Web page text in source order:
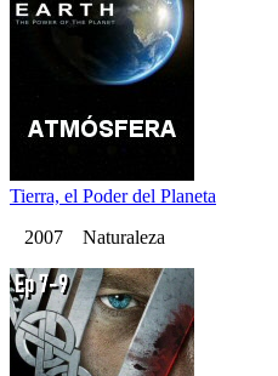
Tierra, el Poder del Planeta
2007 Naturaleza